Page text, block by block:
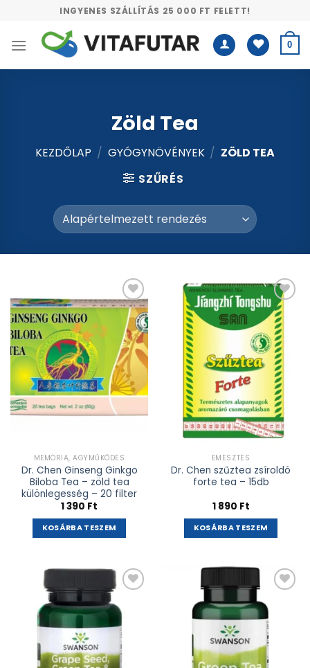
content
INGYENES SZÁLLÍTÁS 25 000 FT FELETT!
0
Zöld Tea
KEZDŐLAP / GYÓGYNÖVÉNYEK / ZÖLD TEA
SZŰRÉS
Kívánságlistához
MEMÓRIA, AGYMŰKÖDÉS
Dr. Chen Ginseng Ginkgo
Biloba Tea – zöld tea
különlegesség – 20 filter
1 390 Ft
KOSÁRBA TESZEM
Kívánságlistához
adás
EMÉSZTÉS
Dr. Chen szűztea zsíroldó
forte tea – 15db
1 890 Ft
KOSÁRBA TESZEM
Kívánságlistához
adás
Kívánságlistához
adás